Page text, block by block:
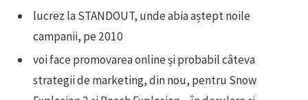
lucrez la STANDOUT, unde abia aștept noile
campanii, pe 2010
voi face promovarea online și probabil câteva
strategii de marketing, din nou, pentru Snow